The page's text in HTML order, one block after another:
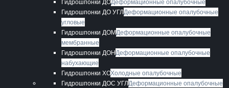
Гидрошпонки ДО УГЛДеформационные опалубочные
угловые
Гидрошпонки ДОМДеформационные опалубочные
мембранные
Гидрошпонки ДОНДеформационные опалубочные
набухающие
Гидрошпонки ХОХолодные опалубочные
Гидрошпонки ДОС УГЛДеформационные опалубочные